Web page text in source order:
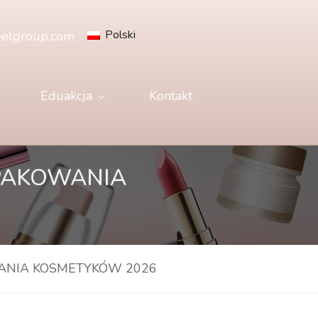
Polski
Eduakcja Kontakt
KOSMETYKÓW 2026